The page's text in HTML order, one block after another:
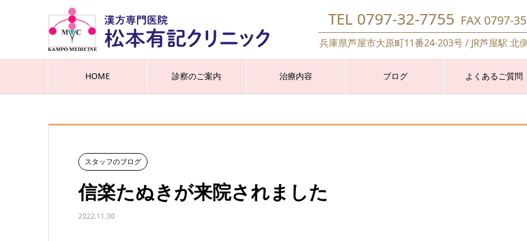
TEL 0797-32-7755 FAX 0797-
兵庫県芦屋市大原町11番24-203号 / JR芦屋駅 北
HOME 診察のご案内 治療内容 ブログ よくあるご質問
スタッフのブログ
信楽たぬきが来院されました
2022.11.30